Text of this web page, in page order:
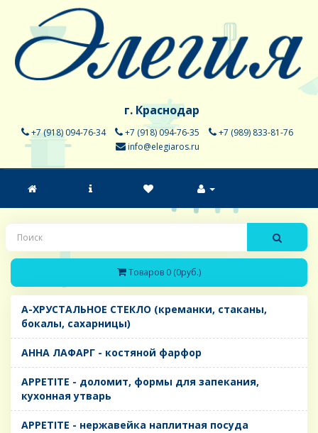
г. Краснодар
+7 (918) 094-76-34 +7 (918) 094-76-35
+7 (989) 833-81-76
info@elegiaros.ru
Товаров 0 (0руб.)
A-ХРУСТАЛЬНОЕ СТЕКЛО (креманки, стаканы,
бокалы, сахарницы)
AHHA ЛАФАРГ - костяной фарфор
APPETITE - доломит, формы для запекания,
кухонная утварь
APPETITE - нержавейка наплитная посуда